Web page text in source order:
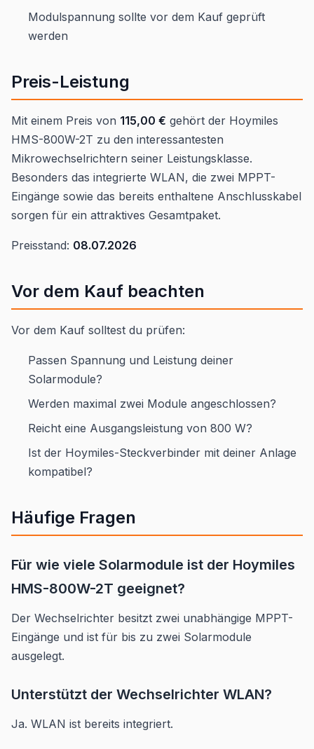
Modulspannung sollte vor dem Kauf geprüft
werden
Preis-Leistung
Mit einem Preis von 115,00 € gehört der Hoymiles
HMS-800W-2T zu den interessantesten
Mikrowechselrichtern seiner Leistungsklasse.
Besonders das integrierte WLAN, die zwei MPPT-
Eingänge sowie das bereits enthaltene Anschlusskabel
sorgen für ein attraktives Gesamtpaket.
Preisstand: 08.07.2026
Vor dem Kauf beachten
Vor dem Kauf solltest du prüfen:
Passen Spannung und Leistung deiner
Solarmodule?
Werden maximal zwei Module angeschlossen?
Reicht eine Ausgangsleistung von 800 W?
Ist der Hoymiles-Steckverbinder mit deiner Anlage
kompatibel?
Häufige Fragen
Für wie viele Solarmodule ist der Hoymiles
HMS-800W-2T geeignet?
Der Wechselrichter besitzt zwei unabhängige MPPT-
Eingänge und ist für bis zu zwei Solarmodule
ausgelegt.
Unterstützt der Wechselrichter WLAN?
Ja. WLAN ist bereits integriert.